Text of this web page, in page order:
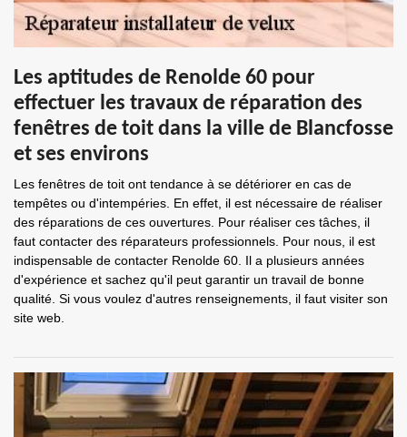
Les aptitudes de Renolde 60 pour
effectuer les travaux de réparation des
fenêtres de toit dans la ville de Blancfosse
et ses environs
Les fenêtres de toit ont tendance à se détériorer en cas de
tempêtes ou d'intempéries. En effet, il est nécessaire de réaliser
des réparations de ces ouvertures. Pour réaliser ces tâches, il
faut contacter des réparateurs professionnels. Pour nous, il est
indispensable de contacter Renolde 60. Il a plusieurs années
d'expérience et sachez qu'il peut garantir un travail de bonne
qualité. Si vous voulez d'autres renseignements, il faut visiter son
site web.